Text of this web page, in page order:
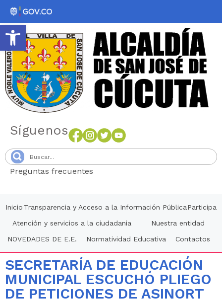
Abrir barra de herramientas
Síguenos
Preguntas frecuentes
Inicio Transparencia y Acceso a la Información PúblicaParticipa
Atención y servicios a la ciudadania
Nuestra entidad
NOVEDADES DE E.E.
Normatividad Educativa Contactos
SECRETARÍA DE EDUCACIÓN
MUNICIPAL ESCUCHÓ PLIEGO
DE PETICIONES DE ASINORT